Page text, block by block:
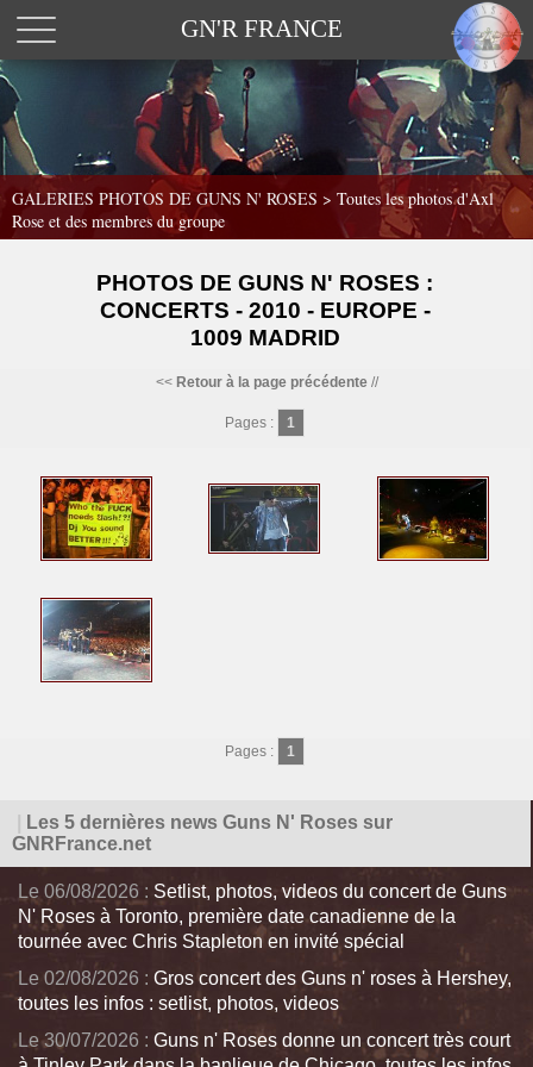
GN'R FRANCE
GALERIES PHOTOS DE GUNS N' ROSES > Toutes les photos d'Axl
Rose et des membres du groupe
PHOTOS DE GUNS N' ROSES :
CONCERTS - 2010 - EUROPE -
1009 MADRID
<< Retour à la page précédente//
Pages : 1
Pages : 1
Les 5 dernières news Guns N' Roses sur
GNRFrance.net
Le 06/08/2026 : Setlist, photos, videos du concert de Guns
N' Roses à Toronto, première date canadienne de la
tournée avec Chris Stapleton en invité spécial
Le 02/08/2026 : Gros concert des Guns n' roses à Hershey,
toutes les infos : setlist, photos, videos
Le 30/07/2026 : Guns n' Roses donne un concert très court